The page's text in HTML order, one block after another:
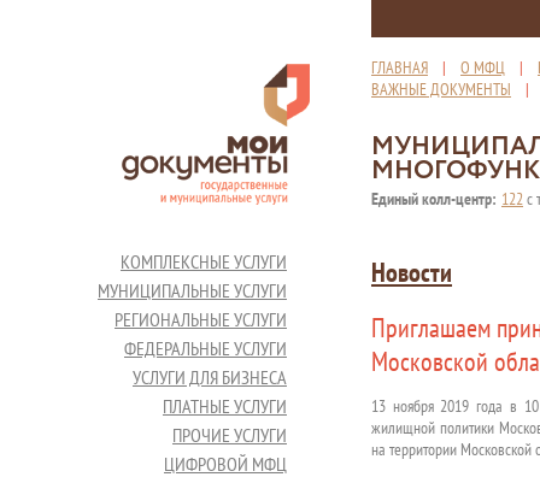
ГЛАВНАЯ | О МФЦ |
ВАЖНЫЕ ДОКУМЕНТЫ
Единый колл-центр: 122с
КОМПЛЕКСНЫЕ УСЛУГИ
МУНИЦИПАЛЬНЫЕ УСЛУГИ
РЕГИОНАЛЬНЫЕ УСЛУГИ
ФЕДЕРАЛЬНЫЕ УСЛУГИ
УСЛУГИ ДЛЯ БИЗНЕСА
ПЛАТНЫЕ УСЛУГИ
ПРОЧИЕ УСЛУГИ
ЦИФРОВОЙ МФЦ
Новости
Приглашаем
Московской
13 ноября 2019 года в
жилищной политики
на территории Московской